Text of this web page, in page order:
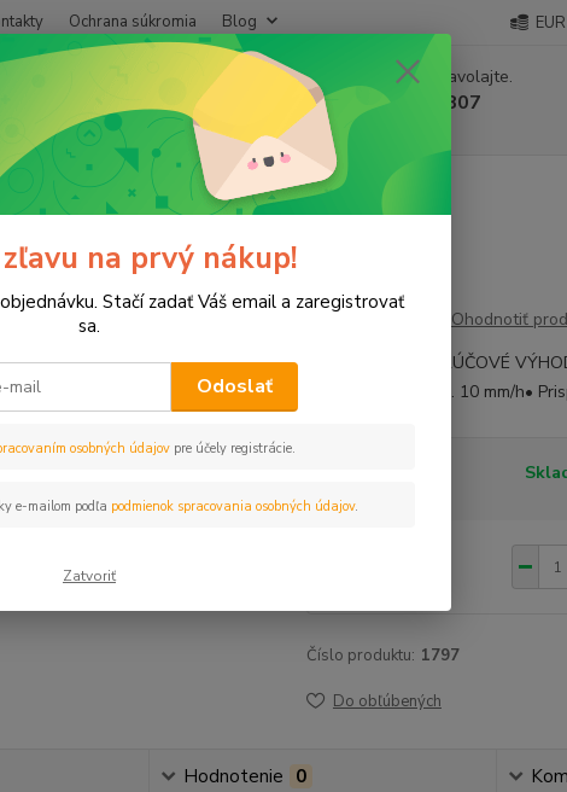
Ochrana súkromia Blog
Neviete si rady? Zavolajte.
+421 911 131 807
(Po-Pia, 8-17 hod.)
MP vonk. závit 2000-90-210°
90-210°
Ohodnotiť
MP ROTATOR® KĽÚČOVÉ
rámciodvetvia pribl. 10 mm/h•
Číslo produktu: 1797
Do obľúbených
Hodnotenie 0
na prvý nákup!
Stačí zadať Váš email a zaregistrovať
sa.
Odoslať
osobných údajov pre účely registrácie.
e-mailom podľa podmienok spracovania osobných údajov.
Zatvoriť